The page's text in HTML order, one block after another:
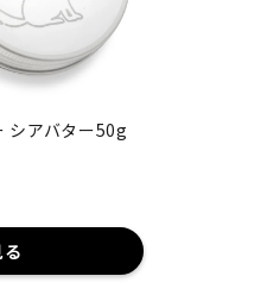
シアバター50g